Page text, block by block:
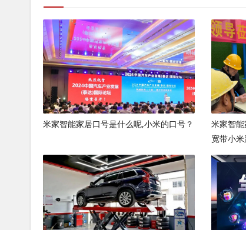
米家智能家居口号是什么呢,小米的口号？
米家智
宽带小